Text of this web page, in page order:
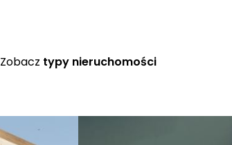
Zobacz typy nieruchomości